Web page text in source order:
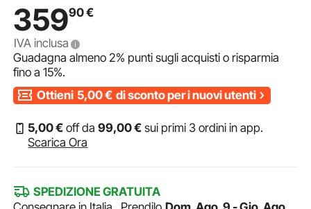
35990€
IVA inclusa
Guadagna almeno2% punti sugli acquisti o risparmia
fino a15%.
Ottieni 5,00€ di sconto per i nuovi utenti
5,00€ off da99,00€ sui primi 3 ordini in app.
Scarica Ora
SPEDIZIONE GRATUITA